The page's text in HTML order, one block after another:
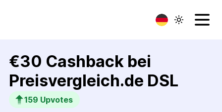
€30 Cashback bei
Preisvergleich.de DSL
159 Upvotes